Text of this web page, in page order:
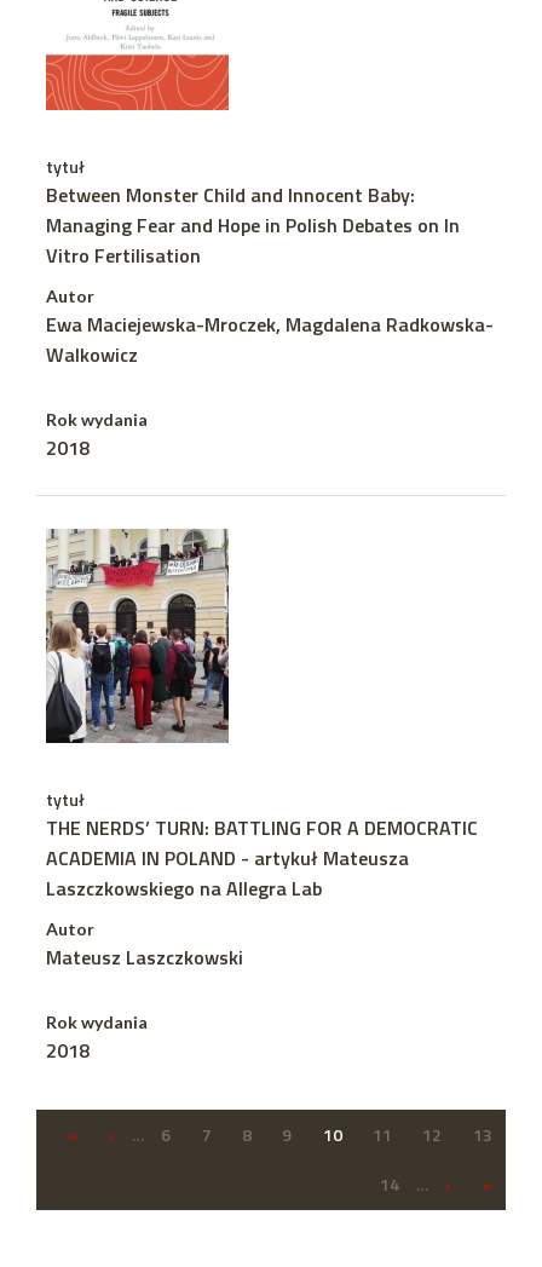
tytuł
Between Monster Child and Innocent Baby:
Managing Fear and Hope in Polish Debates on In
Vitro Fertilisation
Autor
Ewa Maciejewska-Mroczek, Magdalena Radkowska-
Walkowicz
Rok wydania
2018
tytuł
THE NERDS’ TURN: BATTLING FOR A DEMOCRATIC
ACADEMIA IN POLAND - artykuł Mateusza
Laszczkowskiego na Allegra Lab
Autor
Mateusz Laszczkowski
Rok wydania
2018
« ‹ … 6 7 8 9 10 11 12
13
14
… › »